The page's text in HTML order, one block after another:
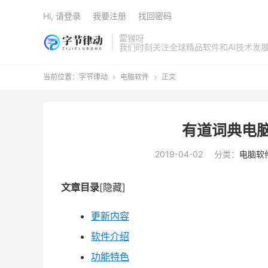
雷猴呀
我们时刻关注全球精品软件和AI技术发
Hi, 请登录 我要注册 找回密码
当前位置： 字节律动  电脑软件  正文
有道词典电
2019-04-02 分类： 电脑软
文章目录[隐藏]
更新内容
软件介绍
功能特色